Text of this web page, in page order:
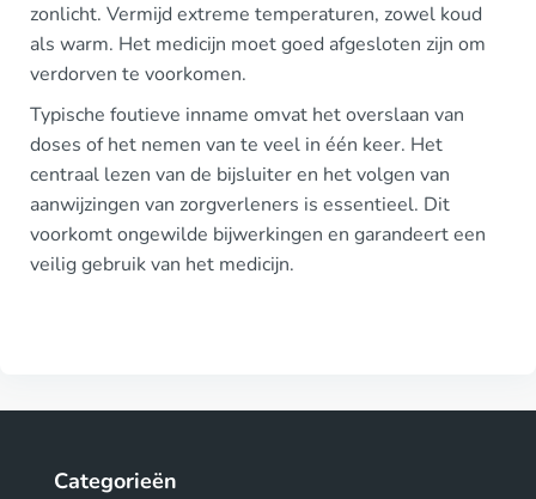
zonlicht. Vermijd extreme temperaturen, zowel koud
als warm. Het medicijn moet goed afgesloten zijn om
verdorven te voorkomen.
Typische foutieve inname omvat het overslaan van
doses of het nemen van te veel in één keer. Het
centraal lezen van de bijsluiter en het volgen van
aanwijzingen van zorgverleners is essentieel. Dit
voorkomt ongewilde bijwerkingen en garandeert een
veilig gebruik van het medicijn.
Categorieën